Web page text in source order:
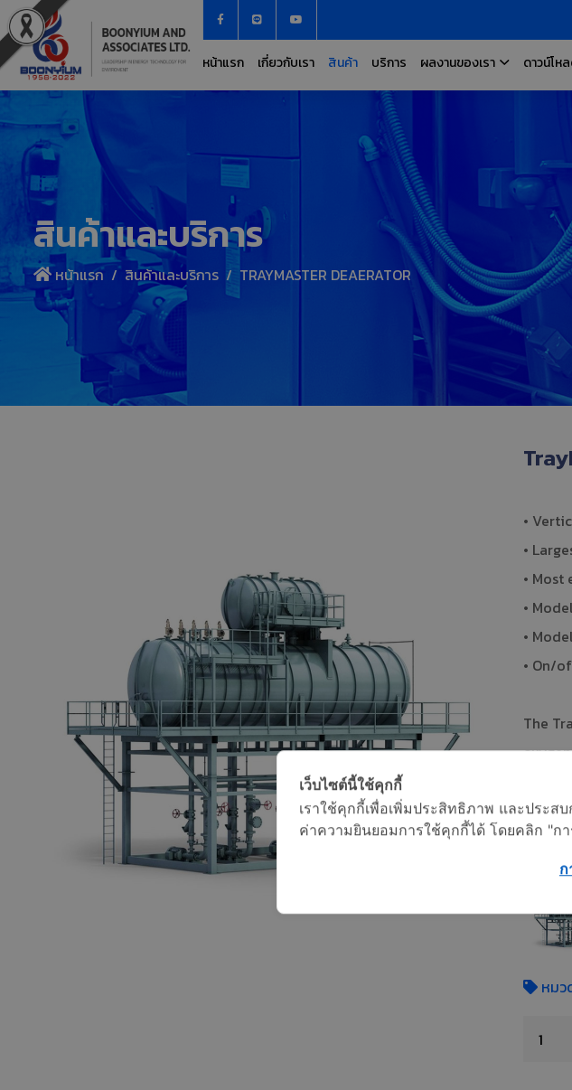
หน้าแรก เกี่ยวกับเรา สินค้า บริการ ผลงานของเรา ดาวน์โห
สินค้าและบริการ
หน้าแรก สินค้าและบริการ TRAYMASTER DEAERATOR
•
•
•
•
•
• On/
The
รู
หมว
เว็บไซต์นี้ใช้คุกกี้
เราใช้คุกกี้เพื่อเพิ่มประสิทธิภาพ และประ
ค่าความยินยอมการใช้คุกกี้ได้ โดยคลิก "ก
ก